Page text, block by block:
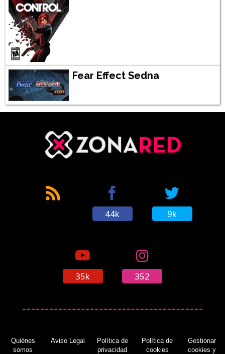
Fear Effect Sedna
44k 9k
35k 352
Quiénes
somos
Aviso Legal
Política de
privacidad
Política de
cookies
Gestionar
cookies y